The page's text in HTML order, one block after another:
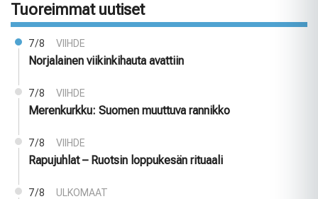
Tuoreimmat uutiset
7/8 VIIHDE
Norjalainen viikinkihauta avattiin
7/8 VIIHDE
Merenkurkku: Suomen muuttuva rannikko
7/8 VIIHDE
Rapujuhlat – Ruotsin loppukesän rituaali
7/8 ULKOMAAT